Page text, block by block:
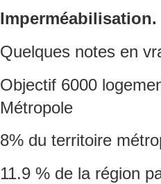
Quelques notes en
Objectif 6000
Métropole
8% du territoire
11.9 % de la région